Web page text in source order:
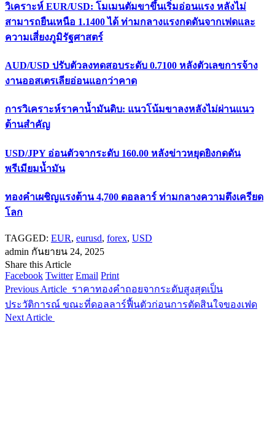
วิเคราะห์ EUR/USD: โมเมนตัมขาขึ้นเริ่มอ่อนแรง หลังไม่
สามารถยืนเหนือ 1.1400 ได้ ท่ามกลางแรงกดดันจากเฟดและ
ความเสี่ยงภูมิรัฐศาสตร์
AUD/USD ปรับตัวลงทดสอบระดับ 0.7100 หลังตัวเลขการจ้าง
งานออสเตรเลียอ่อนแอกว่าคาด
การวิเคราะห์ราคาน้ำมันดิบ: แนวโน้มขาลงหลังไม่ผ่านแนว
ต้านสำคัญ
USD/JPY อ่อนตัวจากระดับ 160.00 หลังข่าวหยุดยิงกดดัน
พรีเมียมน้ำมัน
ทองคำเผชิญแรงต้าน 4,700 ดอลลาร์ ท่ามกลางความตึงเครียด
โลก
TAGGED: EUR, eurusd, forex, USD
admin กันยายน 24, 2025
Share this Article
Facebook Twitter Email Print
Previous Article ราคาทองคำถอยจากระดับสูงสุดเป็น
ประวัติการณ์ ขณะที่ดอลลาร์ฟื้นตัวก่อนการตัดสินใจของเฟด
Next Article